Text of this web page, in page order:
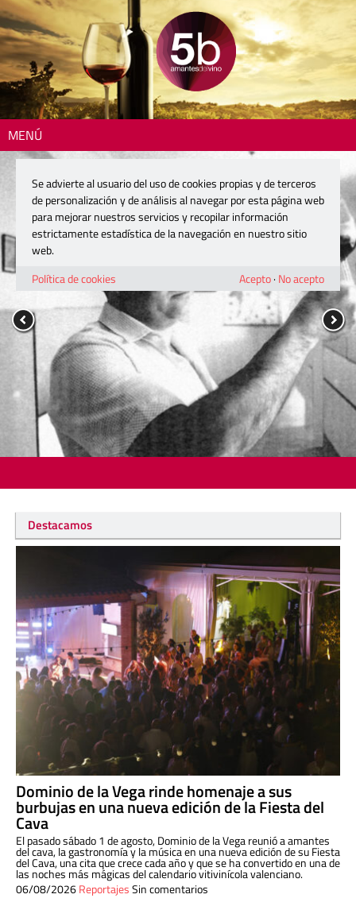
MENÚ
Destacamos
Dominio de la Vega rinde homenaje a sus
burbujas en una nueva edición de la Fiesta del
Cava
El pasado sábado 1 de agosto, Dominio de la Vega reunió a amantes
del cava, la gastronomía y la música en una nueva edición de su Fiesta
del Cava, una cita que crece cada año y que se ha convertido en una de
las noches más mágicas del calendario vitivinícola valenciano.
06/08/2026ReportajesSin comentarios
Se advierte al usuario del uso de cookies propias y de terceros
de personalización y de análisis al navegar por esta página web
para mejorar nuestros servicios y recopilar información
estrictamente estadística de la navegación en nuestro sitio
web.
Política de cookies
Acepto· No acepto